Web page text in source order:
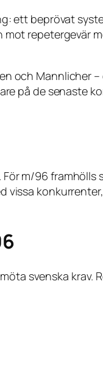
ett beprövat
repetergevär
och Mannlicher
på de senaste
m/96 framhölls
vissa
svenska krav.